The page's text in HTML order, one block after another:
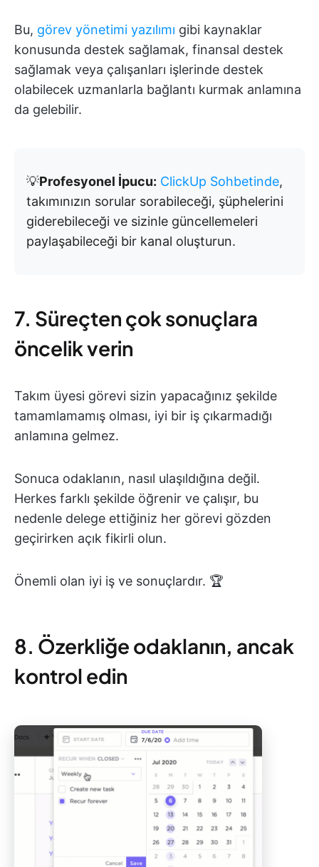
Bu, görev yönetimi yazılımı gibi kaynaklar
konusunda destek sağlamak, finansal destek
sağlamak veya çalışanları işlerinde destek
olabilecek uzmanlarla bağlantı kurmak anlamına
da gelebilir.
💡Profesyonel İpucu: ClickUp Sohbetinde,
takımınızın sorular sorabileceği, şüphelerini
giderebileceği ve sizinle güncellemeleri
paylaşabileceği bir kanal oluşturun.
7. Süreçten çok sonuçlara
öncelik verin
Takım üyesi görevi sizin yapacağınız şekilde
tamamlamamış olması, iyi bir iş çıkarmadığı
anlamına gelmez.
Sonuca odaklanın, nasıl ulaşıldığına değil.
Herkes farklı şekilde öğrenir ve çalışır, bu
nedenle delege ettiğiniz her görevi gözden
geçirirken açık fikirli olun.
Önemli olan iyi iş ve sonuçlardır. 🏆
8. Özerkliğe odaklanın, ancak
kontrol edin